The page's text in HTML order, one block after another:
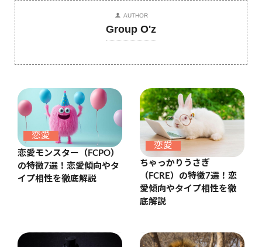
AUTHOR
Group O'z
恋愛
恋愛モンスター（FCPO）
の特徴7選！恋愛傾向やタ
イプ相性を徹底解説
恋愛
ちゃっかりうさぎ
（FCRE）の特徴7選！恋
愛傾向やタイプ相性を徹
底解説